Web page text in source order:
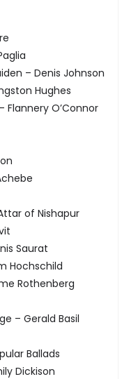
– Denis Johnson
Hughes
Flannery O’Connor
of Nishapur
Saurat
Hochschild
Rothenberg
– Gerald Basil
Ballads
Dickison